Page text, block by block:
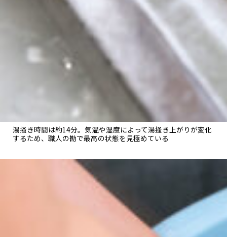
湯掻き時間は約14分。気温や湿度によって湯掻き上がりが変化
するため、職人の勘で最高の状態を見極めている